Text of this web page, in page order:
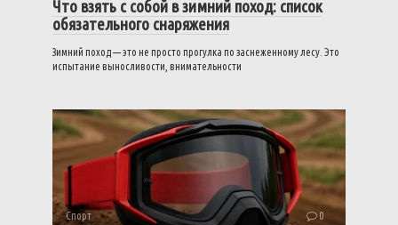
Что взять с собой в зимний поход: список
обязательного снаряжения
Зимний поход — это не просто прогулка по заснеженному лесу. Это
испытание выносливости, внимательности
Спорт 0